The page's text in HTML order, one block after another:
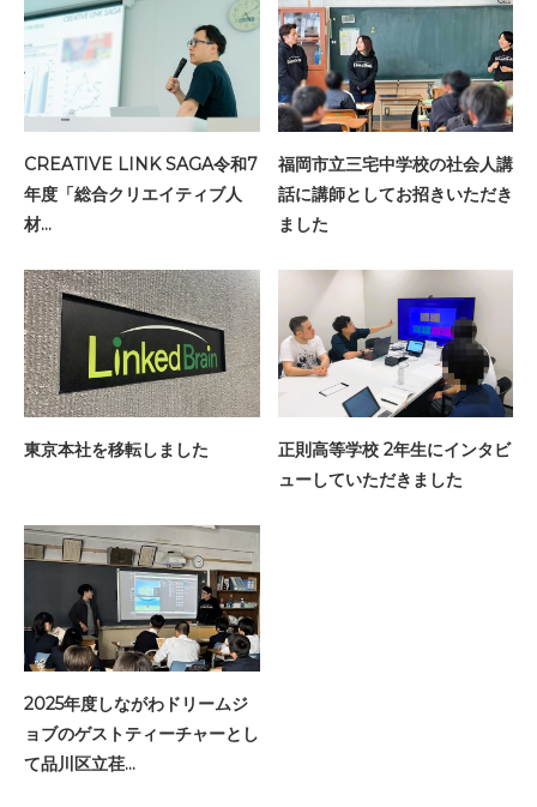
CREATIVE LINK SAGA令和7
年度「総合クリエイティブ人
材…
福岡市立三宅中学校の社会人講
話に講師としてお招きいただき
ました
東京本社を移転しました
正則高等学校 2年生にインタビ
ューしていただきました
2025年度しながわドリームジ
ョブのゲストティーチャーとし
て品川区立荏…